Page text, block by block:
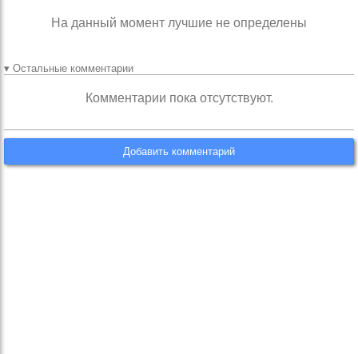
На данный момент лучшие не определены
▾ Остальные комментарии
Комментарии пока отсутствуют.
Добавить комментарий